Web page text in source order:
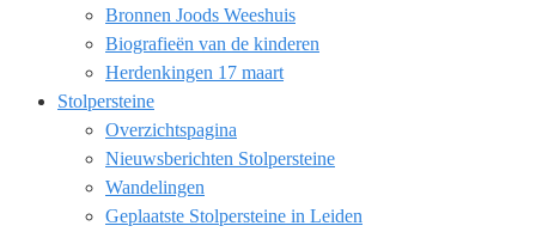
Bronnen Joods Weeshuis
Biografieën van de kinderen
Herdenkingen 17 maart
Stolpersteine
Overzichtspagina
Nieuwsberichten Stolpersteine
Wandelingen
Geplaatste Stolpersteine in Leiden